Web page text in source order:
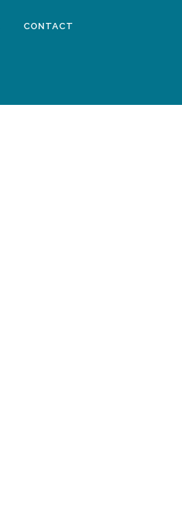
CONTACT